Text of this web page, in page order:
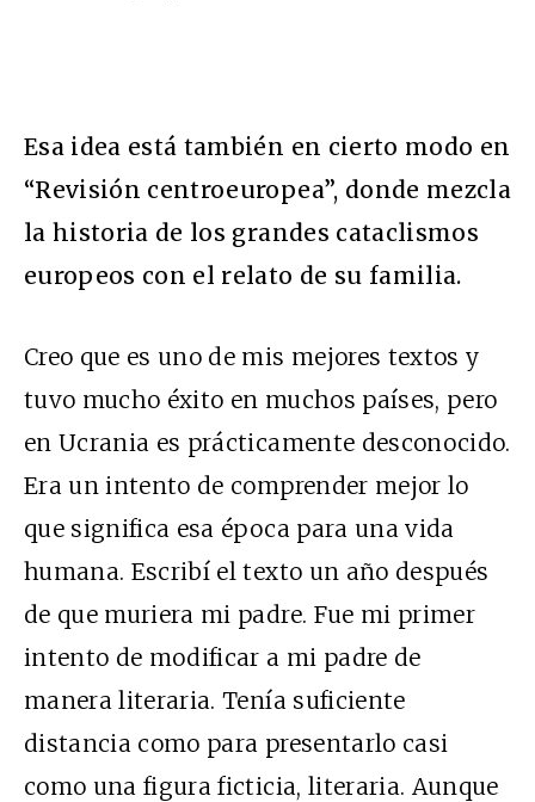
Esa idea está también en cierto modo en
“Revisión centroeuropea”, donde mezcla
la historia de los grandes cataclismos
europeos con el relato de su familia.
Creo que es uno de mis mejores textos y
tuvo mucho éxito en muchos países, pero
en Ucrania es prácticamente desconocido.
Era un intento de comprender mejor lo
que significa esa época para una vida
humana. Escribí el texto un año después
de que muriera mi padre. Fue mi primer
intento de modificar a mi padre de
manera literaria. Tenía suficiente
distancia como para presentarlo casi
como una figura ficticia, literaria. Aunque